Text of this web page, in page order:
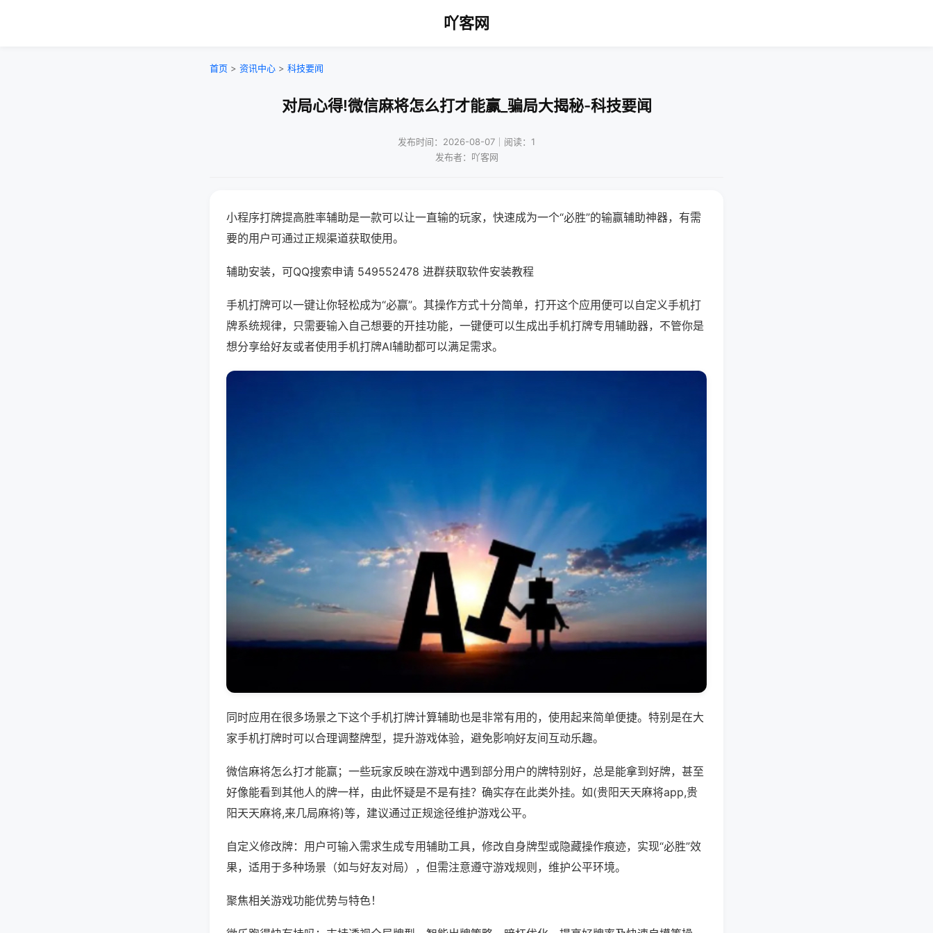
吖客网
首页 > 资讯中心 > 科技要闻
对局心得!微信麻将怎么打才能赢_骗局大揭秘-科技要闻
发布时间：2026-08-07｜阅读：1
发布者：吖客网
小程序打牌提高胜率辅助是一款可以让一直输的玩家，快速成为一个“必胜”的输赢辅助神器，有需
要的用户可通过正规渠道获取使用。
辅助安装，可QQ搜索申请 549552478 进群获取软件安装教程
手机打牌可以一键让你轻松成为“必赢”。其操作方式十分简单，打开这个应用便可以自定义手机打
牌系统规律，只需要输入自己想要的开挂功能，一键便可以生成出手机打牌专用辅助器，不管你是
想分享给好友或者使用手机打牌AI辅助都可以满足需求。
同时应用在很多场景之下这个手机打牌计算辅助也是非常有用的，使用起来简单便捷。特别是在大
家手机打牌时可以合理调整牌型，提升游戏体验，避免影响好友间互动乐趣。
微信麻将怎么打才能赢；一些玩家反映在游戏中遇到部分用户的牌特别好，总是能拿到好牌，甚至
好像能看到其他人的牌一样，由此怀疑是不是有挂？确实存在此类外挂。如(贵阳天天麻将app,贵
阳天天麻将,来几局麻将)等，建议通过正规途径维护游戏公平。
自定义修改牌：用户可输入需求生成专用辅助工具，修改自身牌型或隐藏操作痕迹，实现“必胜”效
果，适用于多种场景（如与好友对局），但需注意遵守游戏规则，维护公平环境。
聚焦相关游戏功能优势与特色！